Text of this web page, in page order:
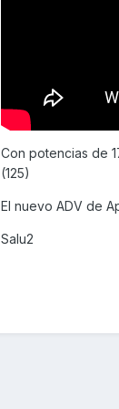
Con potencias de
(125)
El nuevo ADV de
Salu2